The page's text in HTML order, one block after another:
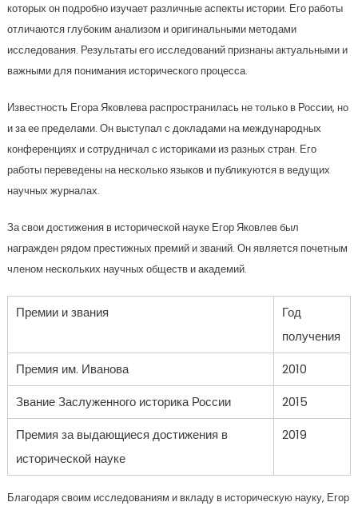
которых он подробно изучает различные аспекты истории. Его работы
отличаются глубоким анализом и оригинальными методами
исследования. Результаты его исследований признаны актуальными и
важными для понимания исторического процесса.
Известность Егора Яковлева распространилась не только в России, но
и за ее пределами. Он выступал с докладами на международных
конференциях и сотрудничал с историками из разных стран. Его
работы переведены на несколько языков и публикуются в ведущих
научных журналах.
За свои достижения в исторической науке Егор Яковлев был
награжден рядом престижных премий и званий. Он является почетным
членом нескольких научных обществ и академий.
Премии и звания
Год
получения
Премия им. Иванова
2010
Звание Заслуженного историка России
2015
Премия за выдающиеся достижения в
исторической науке
2019
Благодаря своим исследованиям и вкладу в историческую науку, Егор